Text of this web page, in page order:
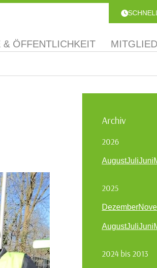
& ÖFFENTLICHKEIT
Archiv
2026
AugustJuliJuni
2025
Dezember
AugustJuliJuni
2024 bis 2013